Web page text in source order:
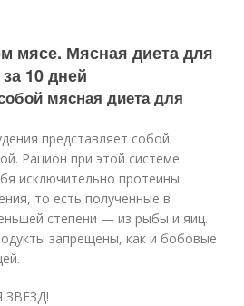
мясе. Мясная диета для
10 дней
мясная диета для
представляет собой
Рацион при этой системе
исключительно протеины
то есть полученные в
степени — из рыбы и яиц.
запрещены, как и бобовые